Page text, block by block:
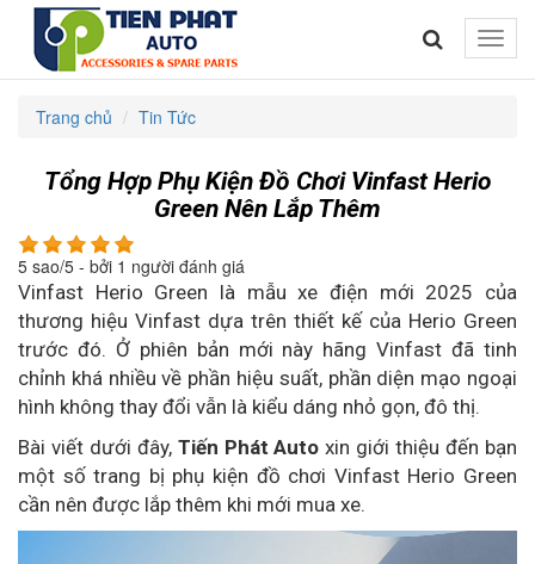
Toggle
Trang chủ Tin Tức
Tổng Hợp Phụ Kiện Đồ Chơi Vinfast Herio
Green Nên Lắp Thêm
5 sao/5 - bởi 1 người đánh giá
Vinfast Herio Green là mẫu xe điện mới 2025 của
thương hiệu Vinfast dựa trên thiết kế của Herio Green
trước đó. Ở phiên bản mới này hãng Vinfast đã tinh
chỉnh khá nhiều về phần hiệu suất, phần diện mạo ngoại
hình không thay đổi vẫn là kiểu dáng nhỏ gọn, đô thị.
Bài viết dưới đây, Tiến Phát Auto xin giới thiệu đến bạn
một số trang bị phụ kiện đồ chơi Vinfast Herio Green
cần nên được lắp thêm khi mới mua xe.